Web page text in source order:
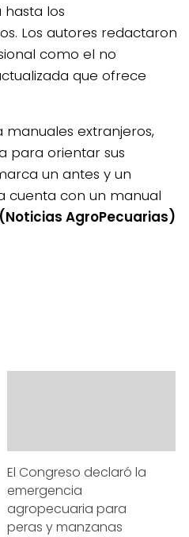
los
Los autores redactaron
como el no
que ofrece
extranjeros,
para orientar sus
un antes y un
cuenta con un manual
(Noticias AgroPecuarias)
El Congreso declaró la
emergencia
agropecuaria para
peras y manzanas